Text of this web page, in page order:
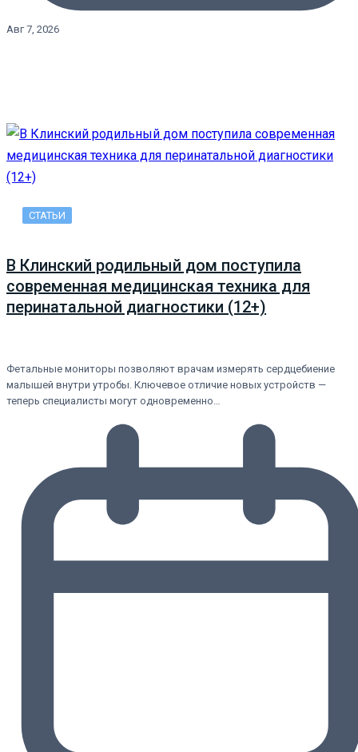
Авг 7, 2026
СТАТЬИ
В Клинский родильный дом поступила
современная медицинская техника для
перинатальной диагностики (12+)
Фетальные мониторы позволяют врачам измерять сердцебиение
малышей внутри утробы. Ключевое отличие новых устройств —
теперь специалисты могут одновременно…